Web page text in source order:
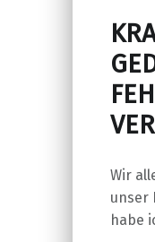
Wir
unser
habe